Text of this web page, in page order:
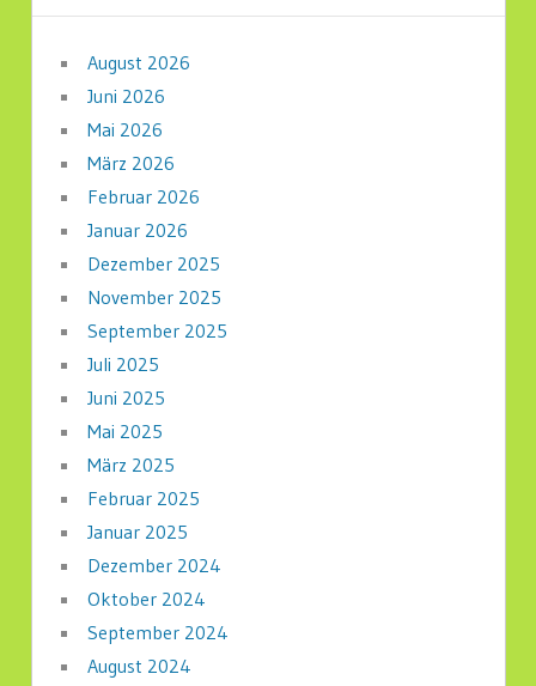
August 2026
Juni 2026
Mai 2026
März 2026
Februar 2026
Januar 2026
Dezember 2025
November 2025
September 2025
Juli 2025
Juni 2025
Mai 2025
März 2025
Februar 2025
Januar 2025
Dezember 2024
Oktober 2024
September 2024
August 2024